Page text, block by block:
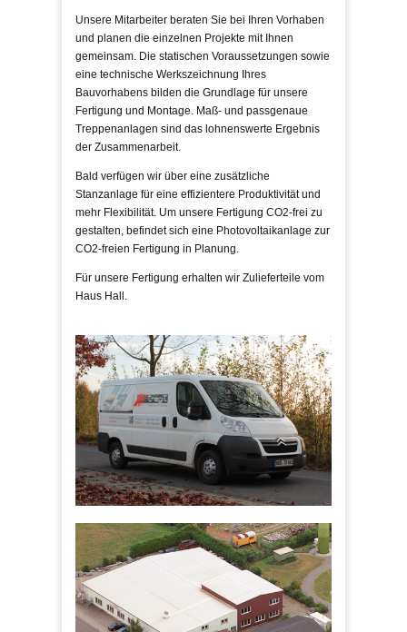
Unsere Mitarbeiter beraten Sie bei Ihren Vorhaben
und planen die einzelnen Projekte mit Ihnen
gemeinsam. Die statischen Voraussetzungen sowie
eine technische Werkszeichnung Ihres
Bauvorhabens bilden die Grundlage für unsere
Fertigung und Montage. Maß- und passgenaue
Treppenanlagen sind das lohnenswerte Ergebnis
der Zusammenarbeit.
Bald verfügen wir über eine zusätzliche
Stanzanlage für eine effizientere Produktivität und
mehr Flexibilität. Um unsere Fertigung CO2-frei zu
gestalten, befindet sich eine Photovoltaikanlage zur
CO2-freien Fertigung in Planung.
Für unsere Fertigung erhalten wir Zulieferteile vom
Haus Hall.